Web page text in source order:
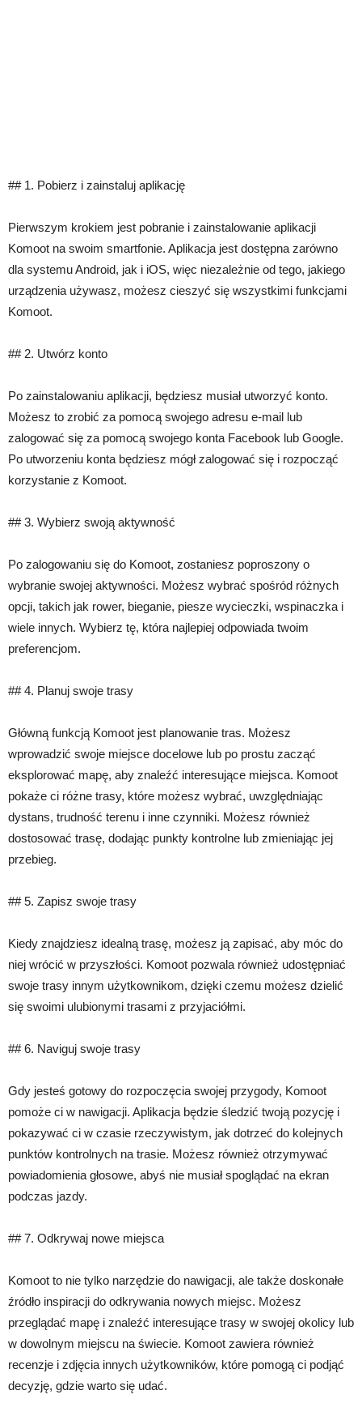
## 1. Pobierz i zainstaluj aplikację
Pierwszym krokiem jest pobranie i zainstalowanie aplikacji
Komoot na swoim smartfonie. Aplikacja jest dostępna zarówno
dla systemu Android, jak i iOS, więc niezależnie od tego, jakiego
urządzenia używasz, możesz cieszyć się wszystkimi funkcjami
Komoot.
## 2. Utwórz konto
Po zainstalowaniu aplikacji, będziesz musiał utworzyć konto.
Możesz to zrobić za pomocą swojego adresu e-mail lub
zalogować się za pomocą swojego konta Facebook lub Google.
Po utworzeniu konta będziesz mógł zalogować się i rozpocząć
korzystanie z Komoot.
## 3. Wybierz swoją aktywność
Po zalogowaniu się do Komoot, zostaniesz poproszony o
wybranie swojej aktywności. Możesz wybrać spośród różnych
opcji, takich jak rower, bieganie, piesze wycieczki, wspinaczka i
wiele innych. Wybierz tę, która najlepiej odpowiada twoim
preferencjom.
## 4. Planuj swoje trasy
Główną funkcją Komoot jest planowanie tras. Możesz
wprowadzić swoje miejsce docelowe lub po prostu zacząć
eksplorować mapę, aby znaleźć interesujące miejsca. Komoot
pokaże ci różne trasy, które możesz wybrać, uwzględniając
dystans, trudność terenu i inne czynniki. Możesz również
dostosować trasę, dodając punkty kontrolne lub zmieniając jej
przebieg.
## 5. Zapisz swoje trasy
Kiedy znajdziesz idealną trasę, możesz ją zapisać, aby móc do
niej wrócić w przyszłości. Komoot pozwala również udostępniać
swoje trasy innym użytkownikom, dzięki czemu możesz dzielić
się swoimi ulubionymi trasami z przyjaciółmi.
## 6. Naviguj swoje trasy
Gdy jesteś gotowy do rozpoczęcia swojej przygody, Komoot
pomoże ci w nawigacji. Aplikacja będzie śledzić twoją pozycję i
pokazywać ci w czasie rzeczywistym, jak dotrzeć do kolejnych
punktów kontrolnych na trasie. Możesz również otrzymywać
powiadomienia głosowe, abyś nie musiał spoglądać na ekran
podczas jazdy.
## 7. Odkrywaj nowe miejsca
Komoot to nie tylko narzędzie do nawigacji, ale także doskonałe
źródło inspiracji do odkrywania nowych miejsc. Możesz
przeglądać mapę i znaleźć interesujące trasy w swojej okolicy lub
w dowolnym miejscu na świecie. Komoot zawiera również
recenzje i zdjęcia innych użytkowników, które pomogą ci podjąć
decyzję, gdzie warto się udać.